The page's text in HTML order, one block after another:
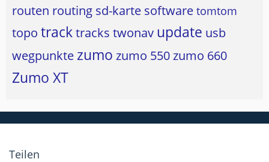
routen routing sd-karte software tomtom
topo tracktracks twonav update usb
wegpunkte zumo zumo 550zumo 660
Zumo XT
Teilen